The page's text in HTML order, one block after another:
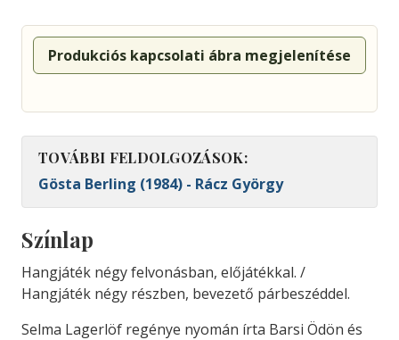
Produkciós kapcsolati ábra megjelenítése
TOVÁBBI FELDOLGOZÁSOK:
Gösta Berling (1984) - Rácz György
Színlap
Hangjáték négy felvonásban, előjátékkal. /
Hangjáték négy részben, bevezető párbeszéddel.
Selma Lagerlöf regénye nyomán írta Barsi Ödön és